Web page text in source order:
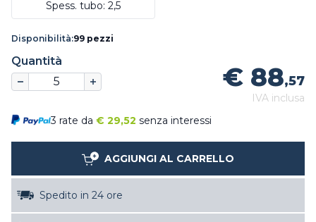
Spess. tubo: 2,5
Disponibilità:99 pezzi
Quantità
€ 88,57
IVA inclusa
3 rate da € 29,52 senza interessi
AGGIUNGI AL CARRELLO
Spedito in 24 ore